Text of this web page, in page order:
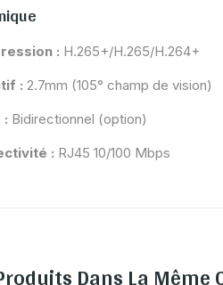
: H.265+/H.265/H.264+
: 2.7mm (105° champ de vision)
: Bidirectionnel (option)
: RJ45 10/100 Mbps